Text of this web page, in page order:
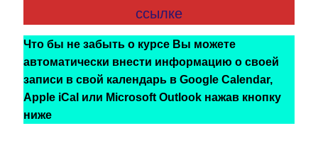
ссылке
Что бы не забыть о курсе Вы можете
автоматически внести информацию о своей
записи в свой календарь в Google Calendar,
Apple iCal или Microsoft Outlook нажав кнопку
ниже